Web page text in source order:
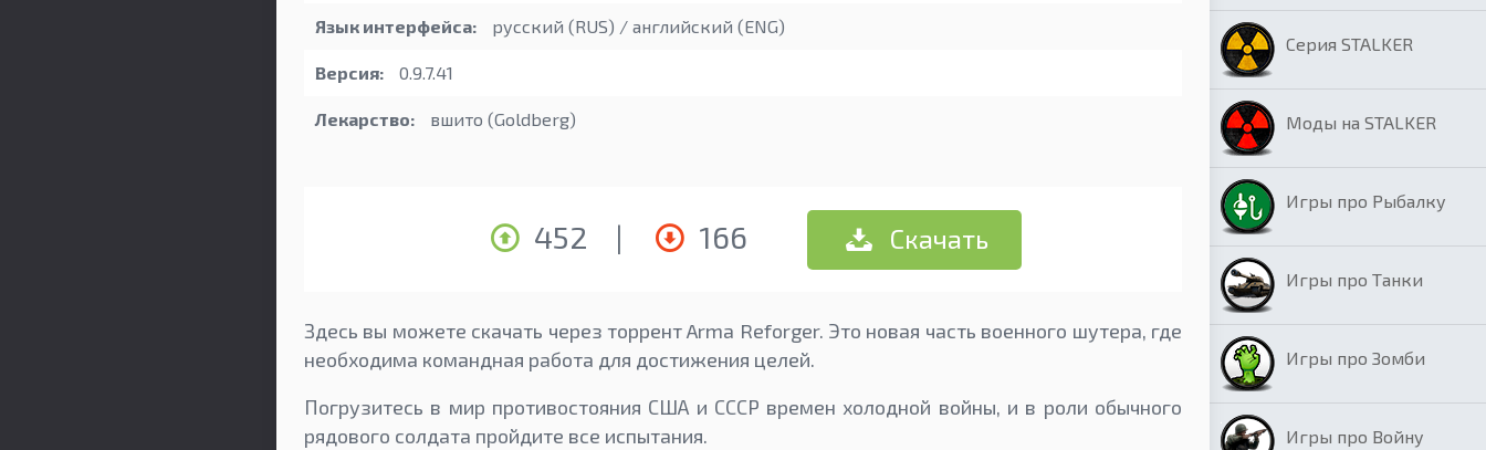
Язык интерфейса: русский (RUS) / английский (ENG)
Версия: 0.9.7.41
Лекарство: вшито (Goldberg)
452 | 166 Скачать
Здесь вы можете скачать через торрент Arma Reforger. Это новая часть военного шутера, где
необходима командная работа для достижения целей.
Погрузитесь в мир противостояния США и СССР времен холодной войны, и в роли обычного
рядового солдата пройдите все испытания.
Серия STALKER
Моды на STALKER
Игры про Рыбалку
Игры про Танки
Игры про Зомби
Игры про Войну